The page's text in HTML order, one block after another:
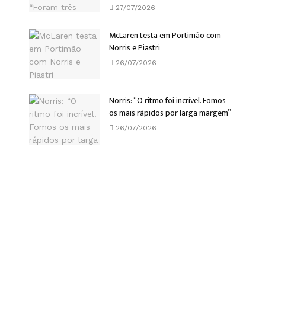
27/07/2026
McLaren testa em Portimão com
Norris e Piastri
26/07/2026
Norris: “O ritmo foi incrível. Fomos
os mais rápidos por larga margem”
26/07/2026